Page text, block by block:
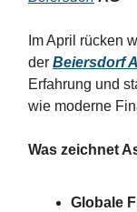
Im April rücken
der Beiersdorf
Erfahrung und
wie moderne
Was zeichnet
Globale